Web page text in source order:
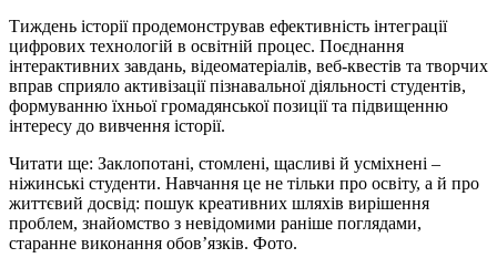
Тиждень історії продемонстрував ефективність інтеграції
цифрових технологій в освітній процес. Поєднання
інтерактивних завдань, відеоматеріалів, веб-квестів та творчих
вправ сприяло активізації пізнавальної діяльності студентів,
формуванню їхньої громадянської позиції та підвищенню
інтересу до вивчення історії.
Читати ще: Заклопотані, стомлені, щасливі й усміхнені –
ніжинські студенти. Навчання це не тільки про освіту, а й про
життєвий досвід: пошук креативних шляхів вирішення
проблем, знайомство з невідомими раніше поглядами,
старанне виконання обов’язків. Фото.